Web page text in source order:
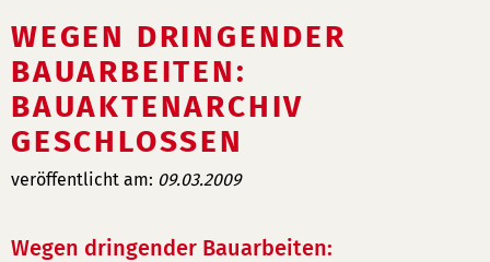
WEGEN DRINGENDER
BAUARBEITEN:
BAUAKTENARCHIV
GESCHLOSSEN
veröffentlicht am: 09.03.2009
Wegen dringender Bauarbeiten: